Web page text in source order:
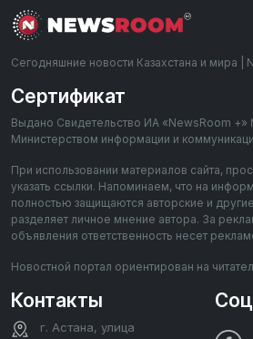
Сегодняшние новости Казахстана и мира |
Сертификат
Выдано Свидетельство ИА «NewsRoom +»
Министерством информации и
При использовании материалов сайта,
указать ссылки. Напоминаем, что на
полностью защищаются авторские и
разделяет личное мнение автора. За
объявления ответственность несет
Новостной портал ориентирован на
Контакты
г. Астана, улица